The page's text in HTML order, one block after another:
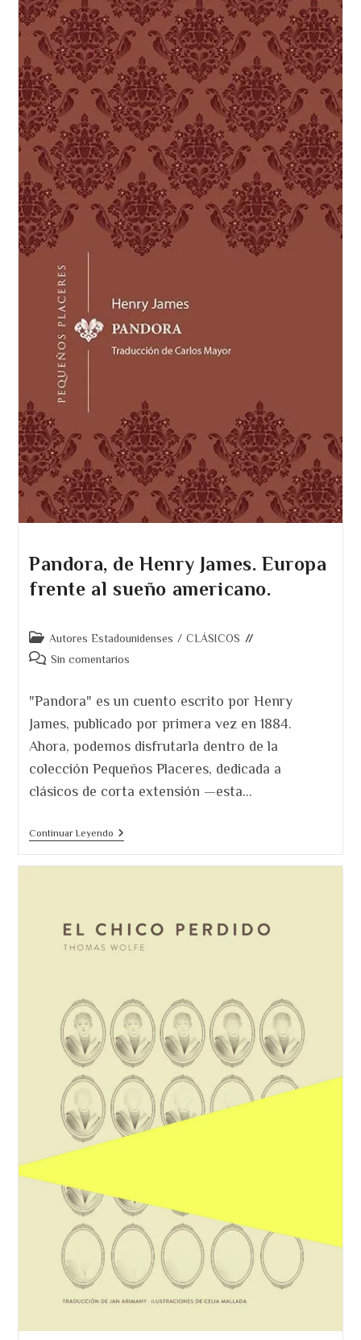
Libros
De
John
Grisham?
Pandora, de Henry James. Europa
frente al sueño americano.
Categoría
de
Autores Estadounidenses / CLÁSICOS
Comentarios
entrada:
Sin comentarios
"Pandora" es un cuento escrito por Henry
James, publicado por primera vez en 1884.
Ahora, podemos disfrutarla dentro de la
colección Pequeños Placeres, dedicada a
clásicos de corta extensión —esta…
Continuar LeyendoPandora,
Sueño
Americano.